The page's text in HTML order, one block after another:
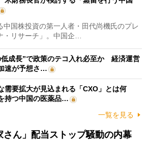
国株投資の第一人者・田代尚機氏のプレ
・リサーチ」。中国企…
低成長”で政策のテコ入れ必至か 経済運営
速が予想さ…
需要拡大が見込まれる「CXO」とは何
持つ中国の医薬品…
一覧を見る
さん」配当ストップ騒動の内幕